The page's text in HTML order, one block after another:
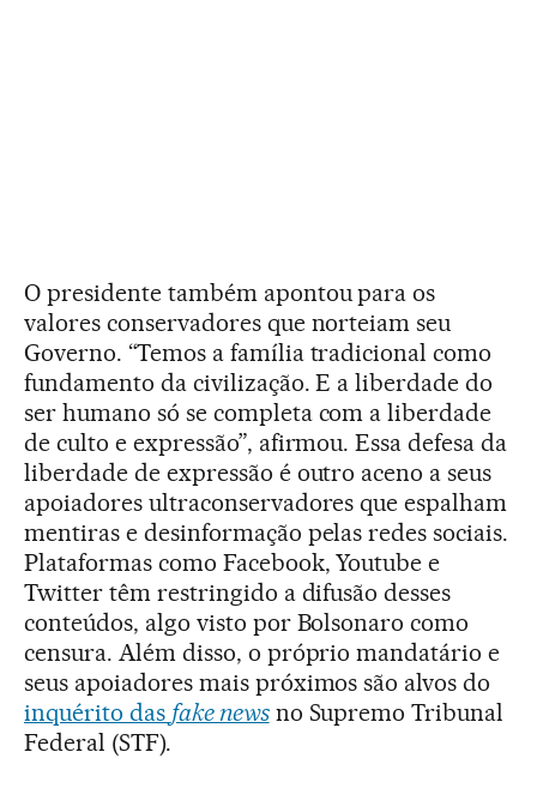
O presidente também apontou para os
valores conservadores que norteiam seu
Governo. “Temos a família tradicional como
fundamento da civilização. E a liberdade do
ser humano só se completa com a liberdade
de culto e expressão”, afirmou. Essa defesa da
liberdade de expressão é outro aceno a seus
apoiadores ultraconservadores que espalham
mentiras e desinformação pelas redes sociais.
Plataformas como Facebook, Youtube e
Twitter têm restringido a difusão desses
conteúdos, algo visto por Bolsonaro como
censura. Além disso, o próprio mandatário e
seus apoiadores mais próximos são alvos do
inquérito das fake newsno Supremo Tribunal
Federal (STF).